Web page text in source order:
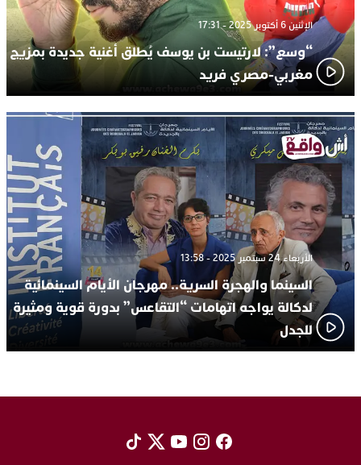
الإثنين 6 أكتوبر 2025 - 17:31
“وسع”: لارتيست بن يوسف يُطلق أغنية جديدة بمزيج
مغربي-مصري فريد
الأربعاء 24 سبتمبر 2025 - 13:58
السينما والهجرة السرية.. مهرجان الأيام السينمائية
لدكالة يواجه اتهامات “التقاعس” بدورة قوية ومثيرة
للجدل